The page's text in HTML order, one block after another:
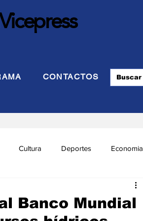
CONTACTOS
Cultura Deportes Economia
INTERIOR
Banco Mundial